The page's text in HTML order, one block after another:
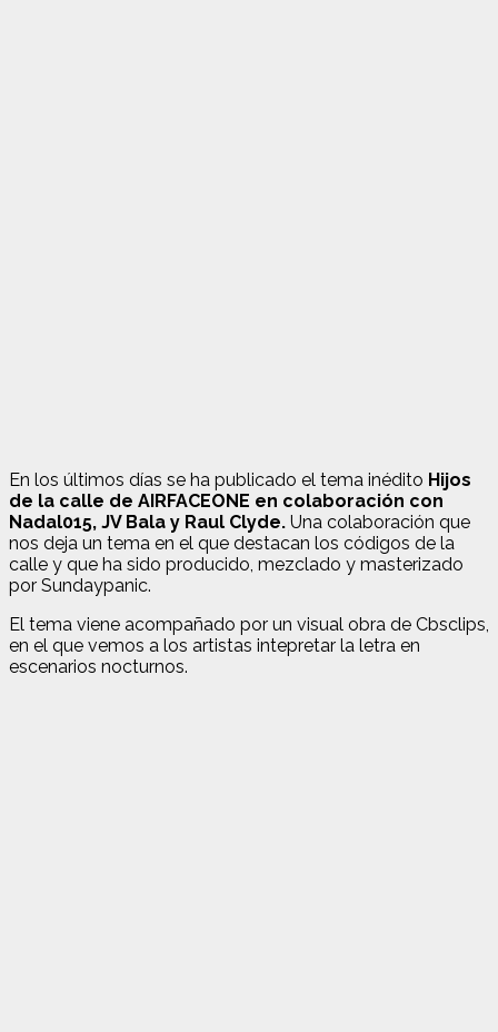
En los últimos días se ha publicado el tema inédito Hijos
de la calle de AIRFACEONE en colaboración con
Nadal015, JV Bala y Raul Clyde. Una colaboración que
nos deja un tema en el que destacan los códigos de la
calle y que ha sido producido, mezclado y masterizado
por Sundaypanic.
El tema viene acompañado por un visual obra de Cbsclips,
en el que vemos a los artistas intepretar la letra en
escenarios nocturnos.